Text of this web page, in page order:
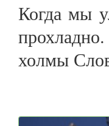
Когда мы
холмы